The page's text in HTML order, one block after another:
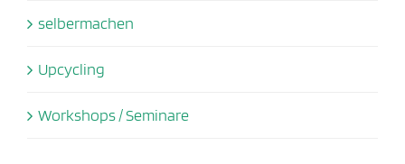
selbermachen
Upcycling
Workshops / Seminare